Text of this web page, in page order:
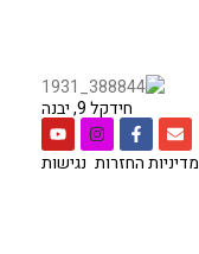
חידקל 9, יבנה
מדיניות החזרות נגישות